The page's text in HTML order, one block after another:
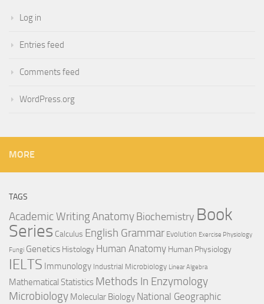
Log in
Entries feed
Comments feed
WordPress.org
MORE
TAGS
Academic WritingAnatomy Biochemistry Book
Series Calculus English Grammar Evolution Exercise Physiology
Fungi Genetics Histology Human Anatomy Human Physiology
IELTS Immunology Industrial Microbiology Linear Algebra
Mathematical Statistics Methods In Enzymology
Microbiology Molecular Biology National Geographic